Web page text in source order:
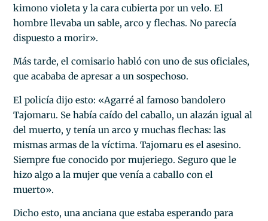
kimono violeta y la cara cubierta por un velo. El
hombre llevaba un sable, arco y flechas. No parecía
dispuesto a morir».
Más tarde, el comisario habló con uno de sus oficiales,
que acababa de apresar a un sospechoso.
El policía dijo esto: «Agarré al famoso bandolero
Tajomaru. Se había caído del caballo, un alazán igual al
del muerto, y tenía un arco y muchas flechas: las
mismas armas de la víctima. Tajomaru es el asesino.
Siempre fue conocido por mujeriego. Seguro que le
hizo algo a la mujer que venía a caballo con el
muerto».
Dicho esto, una anciana que estaba esperando para